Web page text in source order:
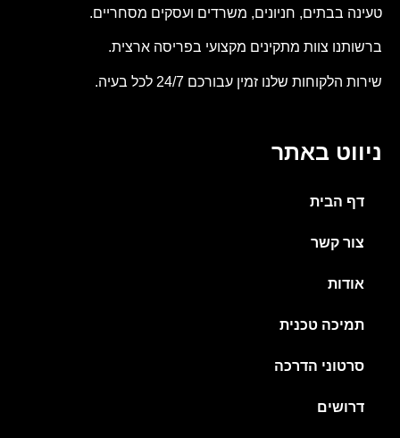
טעינה בבתים, חניונים, משרדים ועסקים מסחריים.
ברשותנו צוות מתקינים מקצועי בפריסה ארצית.
שירות הלקוחות שלנו זמין עבורכם 24/7 לכל בעיה.
ניווט באתר
דף הבית
צור קשר
אודות
תמיכה טכנית
סרטוני הדרכה
דרושים